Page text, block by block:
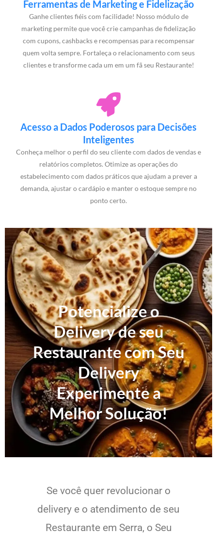
Ferramentas de Marketing e Fidelização
Ganhe clientes fiéis com facilidade! Nosso módulo de
marketing permite que você crie campanhas de fidelização
com cupons, cashbacks e recompensas para recompensar
quem volta sempre. Fortaleça o relacionamento com seus
clientes e transforme cada um em um fã seu Restaurante!
Acesso a Dados Poderosos para Decisões
Inteligentes
Conheça melhor o perfil do seu cliente com dados de vendas e
relatórios completos. Otimize as operações do
estabelecimento com dados práticos que ajudam a prever a
demanda, ajustar o cardápio e manter o estoque sempre no
ponto certo.
Potencialize o
Delivery de seu
Restaurante com Seu
Delivery
Experimente a
Melhor Solução!
Se você quer revolucionar o
delivery e o atendimento de seu
Restaurante em Serra, o Seu